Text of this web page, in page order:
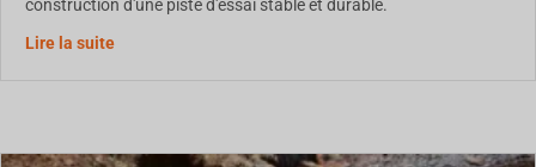
construction d'une piste d'essai stable et durable.
Lire la suiteGrâce au biopolymère de MetaFLO, les résidus